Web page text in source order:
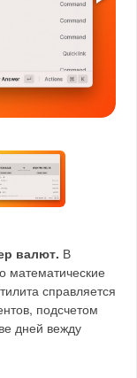
валют. В
математические
справляется
подсчетом
дней вежду